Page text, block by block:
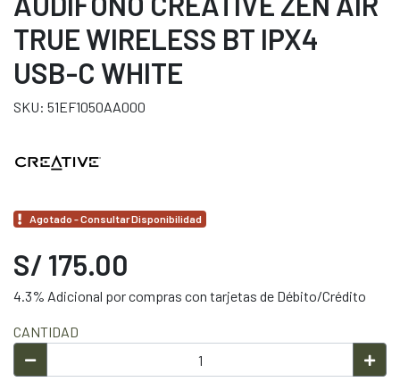
TRUE WIRELESS BT IPX4
USB-C WHITE
SKU: 51EF1050AA000
Agotado - Consultar Disponibilidad
S/ 175.00
4.3% Adicional por compras con tarjetas de Débito/Crédito
CANTIDAD